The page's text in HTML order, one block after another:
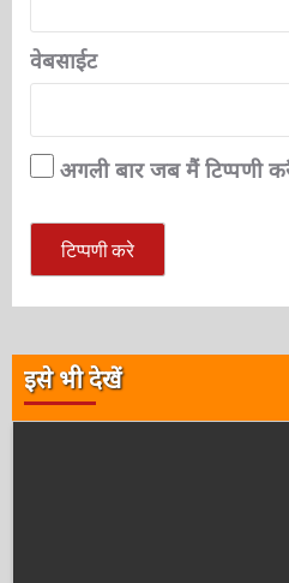
वेबसाईट
अगली बार जब मैं टिप्पणी
इसे भी देखें